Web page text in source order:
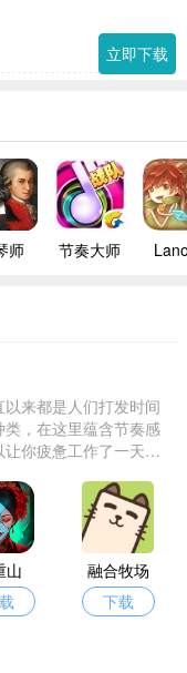
立即下载
师 节奏大师
来都是人们打发时间
类，在这里蕴含节奏感
你疲惫工作了一天的
戏呢？为了解决大家
东手游这边特意带来
供君从中挑选。
山
融合牧场
下载